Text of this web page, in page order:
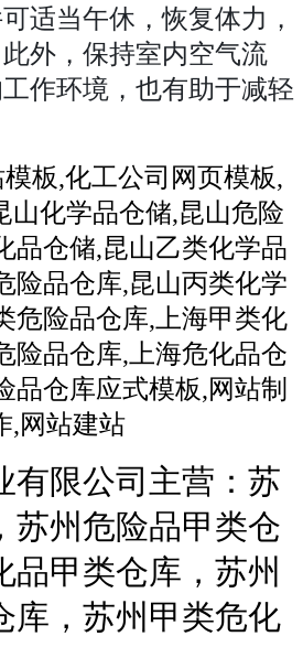
适当午休，恢复体力，
外，保持室内空气流
作环境，也有助于减轻
有限公司主营：苏
苏州危险品甲类仓
品甲类仓库，苏州
库，苏州甲类危化